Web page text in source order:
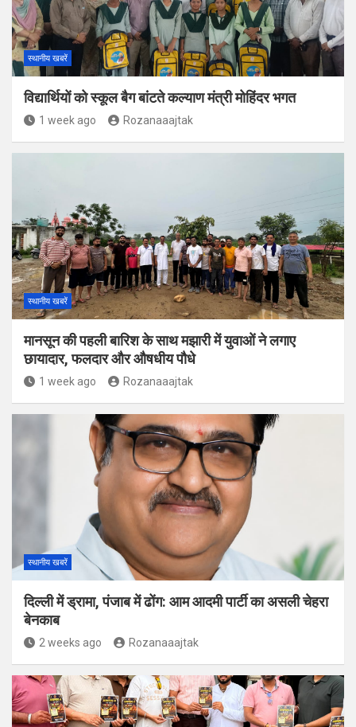
स्थानीय खबरें
विद्यार्थियों को स्कूल बैग बांटते कल्याण मंत्री मोहिंदर भगत
1 week ago Rozanaaajtak
स्थानीय खबरें
मानसून की पहली बारिश के साथ मझारी में युवाओं ने लगाए
छायादार, फलदार और औषधीय पौधे
1 week ago Rozanaaajtak
स्थानीय खबरें
दिल्ली में ड्रामा, पंजाब में ढोंग: आम आदमी पार्टी का असली चेहरा
बेनकाब
2 weeks ago Rozanaaajtak